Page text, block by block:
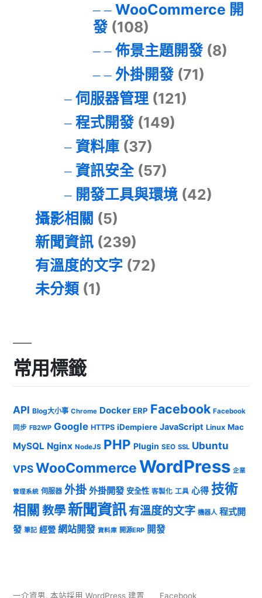
WooCommerce 開
發(108)
佈景主題開發(8)
外掛開發(71)
伺服器管理(121)
程式開發(149)
資料庫(37)
資訊安全(57)
開發工具與環境(42)
攝影相關 (5)
新聞資訊 (239)
有溫度的文字 (72)
未分類 (1)
常用標籤
API Blog大小事 Chrome Docker ERP Facebook Facebook
同步 FB2WP Google HTTPS iDempiere JavaScript Linux Mac
MySQL Nginx NodeJS PHP Plugin SEO SSL Ubuntu
VPSWooCommerceWordPress 企業
管理系統 伺服器 外掛 外掛開發 安全性 客製化 工具 心得 技術
相關 教學 新聞資訊有溫度的文字 機器人 程式開
發 筆記 經營 網站開發 資料庫 開源ERP 開發
一介資男, 本站採用 WordPress 建置 Facebook